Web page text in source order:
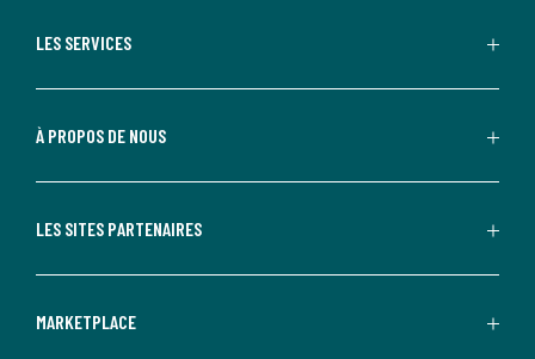
LES SERVICES
À PROPOS DE NOUS
LES SITES PARTENAIRES
MARKETPLACE